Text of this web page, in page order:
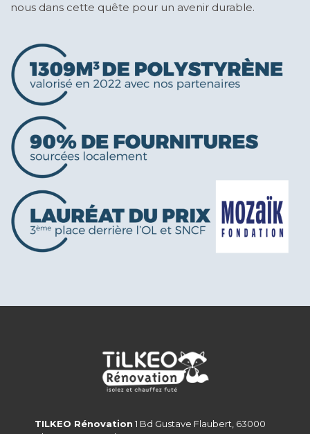
nous dans cette quête pour un avenir durable.
TILKEO Rénovation 1 Bd Gustave Flaubert, 63000